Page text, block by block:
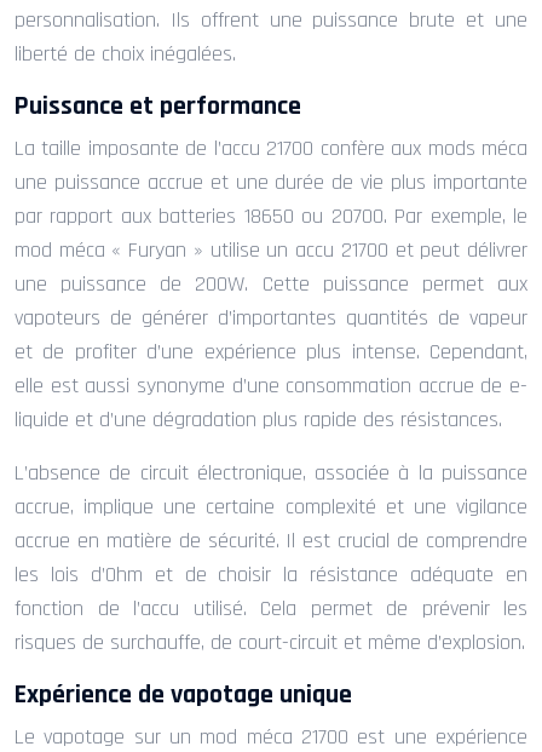
personnalisation. Ils offrent une puissance brute et une
liberté de choix inégalées.
Puissance et performance
La taille imposante de l’accu 21700 confère aux mods méca
une puissance accrue et une durée de vie plus importante
par rapport aux batteries 18650 ou 20700. Par exemple, le
mod méca « Furyan » utilise un accu 21700 et peut délivrer
une puissance de 200W. Cette puissance permet aux
vapoteurs de générer d’importantes quantités de vapeur
et de profiter d’une expérience plus intense. Cependant,
elle est aussi synonyme d’une consommation accrue de e-
liquide et d’une dégradation plus rapide des résistances.
L’absence de circuit électronique, associée à la puissance
accrue, implique une certaine complexité et une vigilance
accrue en matière de sécurité. Il est crucial de comprendre
les lois d’Ohm et de choisir la résistance adéquate en
fonction de l’accu utilisé. Cela permet de prévenir les
risques de surchauffe, de court-circuit et même d’explosion.
Expérience de vapotage unique
Le vapotage sur un mod méca 21700 est une expérience